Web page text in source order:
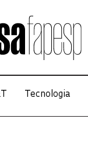
Tecnologia